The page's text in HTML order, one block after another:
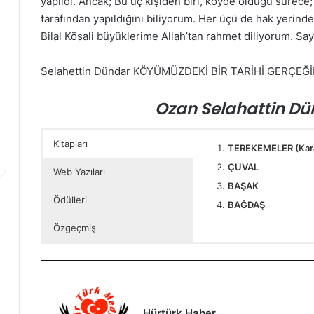
tarafından yapıldığını biliyorum. Her üçü de hak
Bilal Kösali büyüklerime Allah’tan rahmet diliyorum.
Selahettin Dündar KÖYÜMÜZDEKİ BİR TARİHİ
Ozan Selahattin
Kitapları
Web Yazıları
Ödülleri
Özgeçmiş
TEREKEMELER
ÇUVAL
BAŞAK
BAĞDAŞ
Eğitim Enstitüsünün Fen